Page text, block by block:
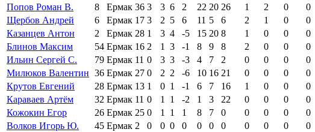
Попов Роман В.
8 Ермак 36 3 3 6 2 22 20 26 1 2 0 0
Щербов Андрей
6 Ермак 17 3 2 5 6 11 5 6 2 1 0 0
Казанцев Антон
2 Ермак 28 1 3 4 -5 15 20 8 1 0 0 0
Блинов Максим
54 Ермак 16 2 1 3 -1 8 9 8 2 0 0 0
Ильин Сергей С.
79 Ермак 11 0 3 3 -3 4 7 2 0 0 0 0
Милюков Валентин 36 Ермак 27 0 2 2 -6 10 16 21 0 0 0 0
Крутов Евгений
28 Ермак 13 1 0 1 -1 6 7 16 1 0 0 0
Караваев Артём
32 Ермак 11 0 1 1 -2 1 3 22 0 0 0 0
Кожокин Егор
26 Ермак 25 0 1 1 1 8 7 0 0 0 0 0
Волков Игорь Ю.
45 Ермак 2 0 0 0 0 0 0 0 0 0 0 0